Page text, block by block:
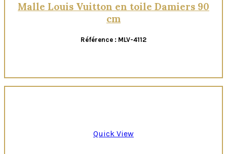
Malle Louis Vuitton en toile Damiers 90
cm
Référence : MLV-4112
Quick View